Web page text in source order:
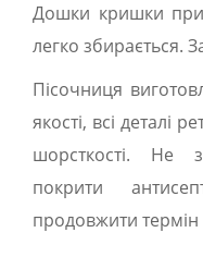
Дошки кришки
легко збирається.
Пісочниця
якості, всі деталі
шорсткості. Не
покрити
продовжити термін